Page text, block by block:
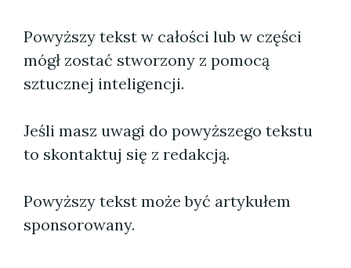
Powyższy tekst w całości lub w części
mógł zostać stworzony z pomocą
sztucznej inteligencji.
Jeśli masz uwagi do powyższego tekstu
to skontaktuj się z redakcją.
Powyższy tekst może być artykułem
sponsorowany.